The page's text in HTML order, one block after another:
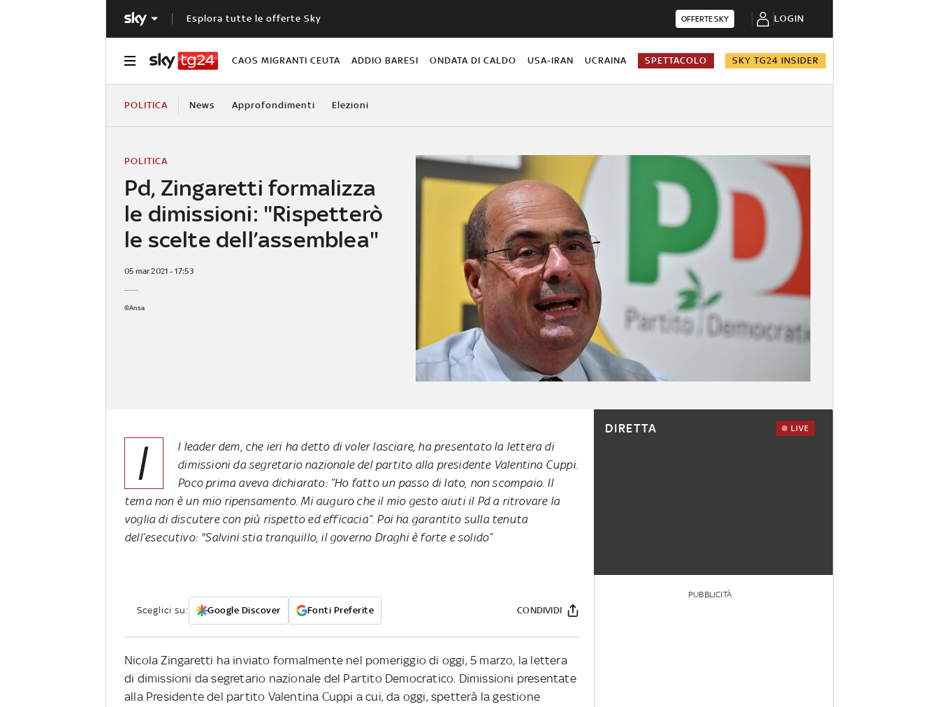
Esplora tutte le offerte Sky OFFERTE SKY LOGIN
CAOS MIGRANTI CEUTA ADDIO BARESI ONDATA DI CALDO USA-IRAN UCRAINA SPETTACOLO SKY TG24 INSIDER
POLITICA News Approfondimenti Elezioni
Pd, Zingaretti formalizza
le dimissioni: "Rispetterò
le scelte dell’assemblea"
POLITICA
05 mar 2021 - 17:53
©Ansa
I
l leader dem, che ieri ha detto di voler lasciare, ha presentato la lettera di
dimissioni da segretario nazionale del partito alla presidente Valentina Cuppi.
Poco prima aveva dichiarato: “Ho fatto un passo di lato, non scompaio. Il
tema non è un mio ripensamento. Mi auguro che il mio gesto aiuti il Pd a ritrovare la
voglia di discutere con più rispetto ed efficacia”. Poi ha garantito sulla tenuta
dell’esecutivo: "Salvini stia tranquillo, il governo Draghi è forte e solido”
Sceglici su: Google Discover Fonti Preferite CONDIVIDI
Nicola Zingaretti ha inviato formalmente nel pomeriggio di oggi, 5 marzo, la lettera
di dimissioni da segretario nazionale del Partito Democratico. Dimissioni presentate
alla Presidente del partito Valentina Cuppi a cui, da oggi, spetterà la gestione
DIRETTA LIVE
PUBBLICITÀ